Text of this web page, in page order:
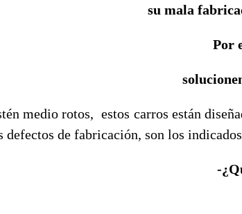
su mala
Por
medio rotos, estos carros están
defectos de fabricación, son los
-